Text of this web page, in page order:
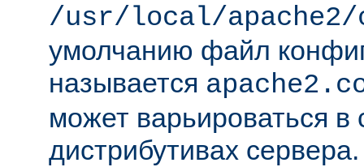
/usr/local/apache2/
умолчанию файл
называется
может варьироваться в
дистрибутивах сервера.